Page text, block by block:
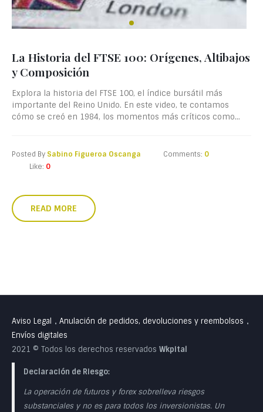
La Historia del FTSE 100: Orígenes, Altibajos
y Composición
Explora la historia del FTSE 100, el índice bursátil más
importante del Reino Unido. En este video, te contamos
cómo se creó en 1984, los momentos más críticos como...
Posted By Sabino Figueroa Oscanga Comments: 0
Like: 0
READ MORE
Aviso Legal • Anulación de pedidos, devoluciones y reembolsos •
Envíos digitales
2021 © Todos los derechos reservados Wkpital
Declaración de Riesgo:
La operación de futuros y forex sobrelleva riesgos
substanciales y no es para todos los inversionistas. Un